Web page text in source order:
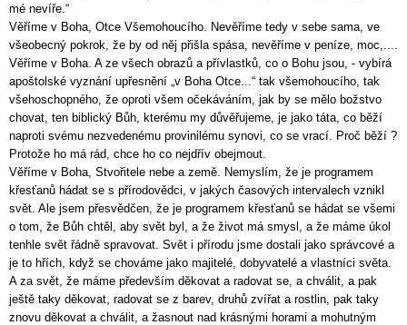
mé nevíře.“
Věříme v Boha, Otce Všemohoucího. Nevěříme tedy v sebe sama, ve
všeobecný pokrok, že by od něj přišla spása, nevěříme v peníze, moc,....
Věříme v Boha. A ze všech obrazů a přívlastků, co o Bohu jsou, - vybírá
apoštolské vyznání upřesnění „v Boha Otce...“ tak všemohoucího, tak
všehoschopného, že oproti všem očekáváním, jak by se mělo božstvo
chovat, ten biblický Bůh, kterému my důvěřujeme, je jako táta, co běží
naproti svému nezvedenému provinilému synovi, co se vrací. Proč běží ?
Protože ho má rád, chce ho co nejdřív obejmout.
Věříme v Boha, Stvořitele nebe a země. Nemyslím, že je programem
křesťanů hádat se s přírodovědci, v jakých časových intervalech vznikl
svět. Ale jsem přesvědčen, že je programem křesťanů se hádat se všemi
o tom, že Bůh chtěl, aby svět byl, a že život má smysl, a že máme úkol
tenhle svět řádně spravovat. Svět i přírodu jsme dostali jako správcové a
je to hřích, když se chováme jako majitelé, dobyvatelé a vlastníci světa.
A za svět, že máme především děkovat a radovat se, a chválit, a pak
ještě taky děkovat, radovat se z barev, druhů zvířat a rostlin, pak taky
znovu děkovat a chválit, a žasnout nad krásnými horami a mohutným